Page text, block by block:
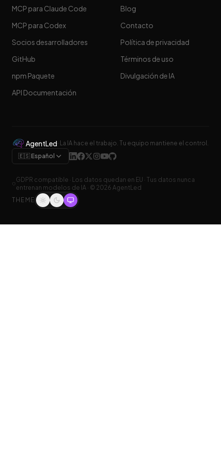
MCP para Claude Code
MCP para Codex
Socios desarrolladores
GitHub
npm Paquete
API Documentación
Blog
Contacto
Política de privacidad
Términos de uso
Divulgación de IA
AgentLed· La IA hace el trabajo. Tu equipo mantiene el control.
🇪🇸 Español
GDPR compatible · Los datos quedan en EU · Tus datos nunca
entrenan modelos de IA · © 2026 AgentLed
THEME